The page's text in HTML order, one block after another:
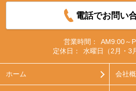
電話でお問い
営業時間：
AM9:00～
定休日：
水曜日（2月・3
ホーム 会社